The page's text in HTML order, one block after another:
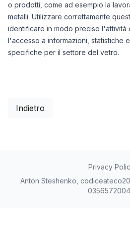
o prodotti, come ad esempio la
metalli. Utilizzare correttamente
identificare in modo preciso l'attività
l'accesso a informazioni, statistiche
specifiche per il settore del vetro.
Indietro
Privacy
Anton Steshenko,